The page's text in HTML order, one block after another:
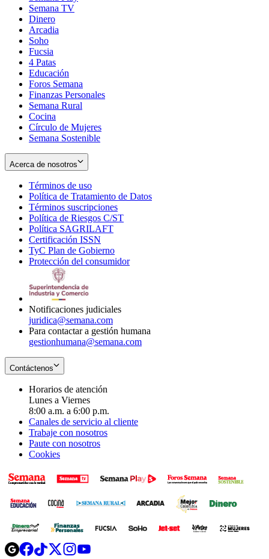
Semana TV
Dinero
Arcadia
Soho
in
new
window
Fucsia
in
new
window
4 Patas
Educación
Foros Semana
Finanzas Personales
Semana Rural
Cocina
Círculo de Mujeres
Semana Sostenible
Acerca de nosotros
Términos de uso
in
new
window
Política de Tratamiento de Datos
Términos suscripciones
in
Política de Riesgos C/ST
Política SAGRILAFT
new
window
Certificación ISSN
in
new
TyC Plan de Gobierno
in
Protección del consumidorOpens
Notificaciones judiciales
juridica@semana.com
Para contactar a gestión humana
gestionhumana@semana.com
Contáctenos
Horarios de atención
Lunes a Viernes
8:00 a.m. a 6:00 p.m.
Canales de servicio al cliente
Trabaje con nosotros
Paute con nosotros
Cookies
OpensOpensOpensOpens